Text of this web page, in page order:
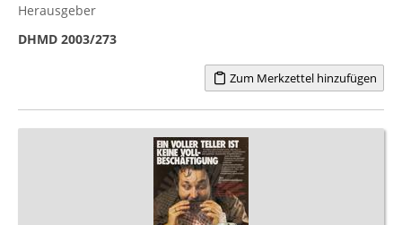
Herausgeber
DHMD 2003/273
Zum Merkzettel hinzufügen